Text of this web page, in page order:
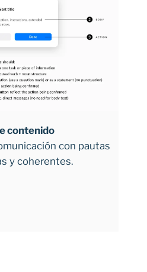
con pautas
coherentes.
claridad y confianza
hasta
cada texto es
conciso y útil.
terminología y
contenido con las
de los usuarios.
confianza.